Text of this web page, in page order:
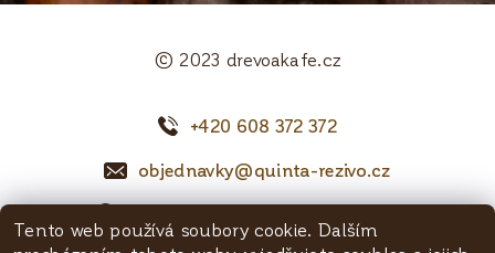
© 2023 drevoakafe.cz
+420 608 372 372
objednavky@quinta-rezivo.cz
Tento web používá soubory cookie. Dalším